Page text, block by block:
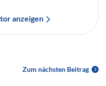
anzeigen
Zum nächsten Beitrag